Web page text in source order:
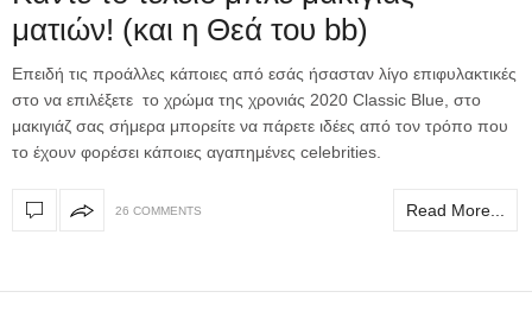
ματιών! (και η Θεά του bb)
Επειδή τις προάλλες κάποιες από εσάς ήσασταν λίγο επιφυλακτικές
στο να επιλέξετε το χρώμα της χρονιάς 2020 Classic Blue, στο
μακιγιάζ σας σήμερα μπορείτε να πάρετε ιδέες από τον τρόπο που
το έχουν φορέσει κάποιες αγαπημένες celebrities.
26 COMMENTS Read More...